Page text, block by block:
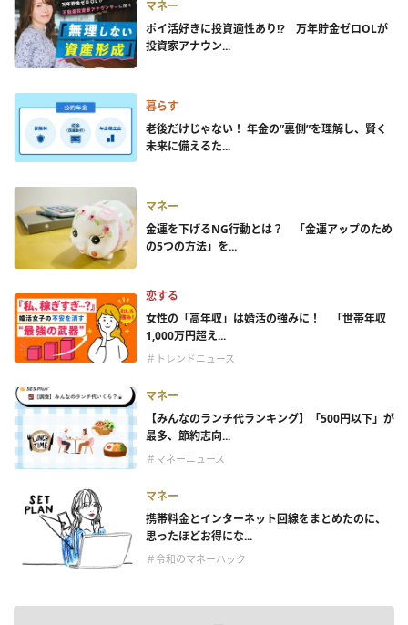
マネー
ポイ活好きに投資適性あり!? 万年貯金ゼロOLが
投資家アナウン...
暮らす
老後だけじゃない！ 年金の”裏側”を理解し、賢く
未来に備えるた...
マネー
金運を下げるNG行動とは？ 「金運アップのため
の5つの方法」を...
恋する
女性の「高年収」は婚活の強みに！ 「世帯年収
1,000万円超え...
＃トレンドニュース
マネー
【みんなのランチ代ランキング】「500円以下」が
最多、節約志向...
＃マネーニュース
マネー
携帯料金とインターネット回線をまとめたのに、
思ったほどお得にな...
＃令和のマネーハック